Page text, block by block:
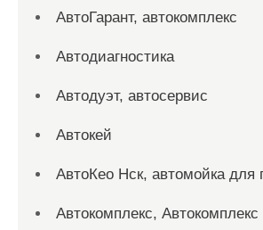
АвтоГарант, автокомплекс
Автодиагностика
Автодуэт, автосервис
Автокей
АвтоКео Нск, автомойка для
Автокомплекс, Автокомплекс